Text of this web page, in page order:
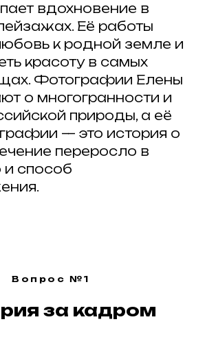
вдохновение в
Её работы
к родной земле и
красоту в самых
Фотографии Елены
о многогранности и
природы, а её
— это история о
переросло в
способ
Вопрос №1
за кадром